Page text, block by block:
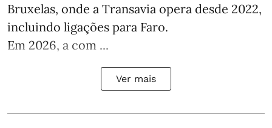
Bruxelas, onde a Transavia opera desde 2022,
incluindo ligações para Faro.
Em 2026, a com ...
Ver mais